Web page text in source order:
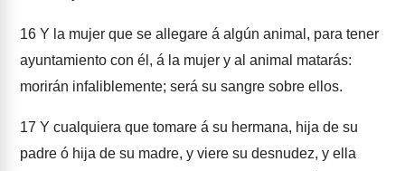
16 Y la mujer que se allegare á algún animal, para tener
ayuntamiento con él, á la mujer y al animal matarás:
morirán infaliblemente; será su sangre sobre ellos.
17 Y cualquiera que tomare á su hermana, hija de su
padre ó hija de su madre, y viere su desnudez, y ella